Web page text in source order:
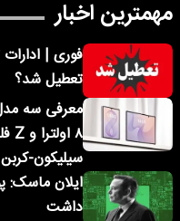
مهمترین اخبار
تعطیل شد؟
سیلیکون-کربن
داشت